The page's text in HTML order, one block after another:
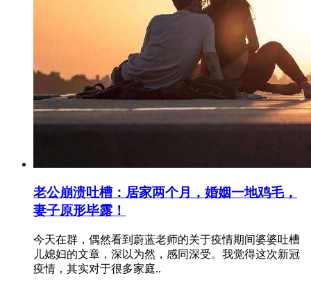
老公崩溃吐槽：居家两个月，婚姻一地鸡毛，
妻子原形毕露！
今天在群，偶然看到蔚蓝老师的关于疫情期间婆婆吐槽
儿媳妇的文章，深以为然，感同深受。我觉得这次新冠
疫情，其实对于很多家庭..